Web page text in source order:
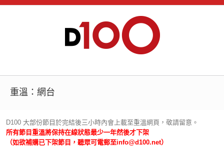
重溫：網台
D100 大部份節目於完結後三小時內會上載至重溫網頁，敬請留意。
所有節目重溫將保持在線狀態最少一年然後才下架
（如欲補購已下架節目，聽眾可電郵至info@d100.net）